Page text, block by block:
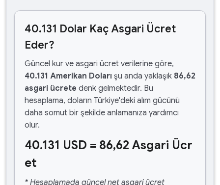
40.131 Dolar Kaç Asgari Ücret
Eder?
Güncel kur ve asgari ücret verilerine göre,
40.131 Amerikan Doları şu anda yaklaşık 86,62
asgari ücrete denk gelmektedir. Bu
hesaplama, doların Türkiye'deki alım gücünü
daha somut bir şekilde anlamanıza yardımcı
olur.
40.131 USD = 86,62 Asgari Ücr
et
* Hesaplamada güncel net asgari ücret